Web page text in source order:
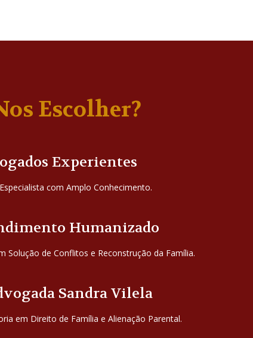
Escolher?
Experientes
com Amplo Conhecimento.
Humanizado
Solução de Conflitos e Reconstrução da Família.
Sandra Vilela
em Direito de Família e Alienação Parental.